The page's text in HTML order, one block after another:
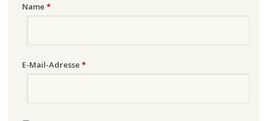
Name *
E-Mail-Adresse *